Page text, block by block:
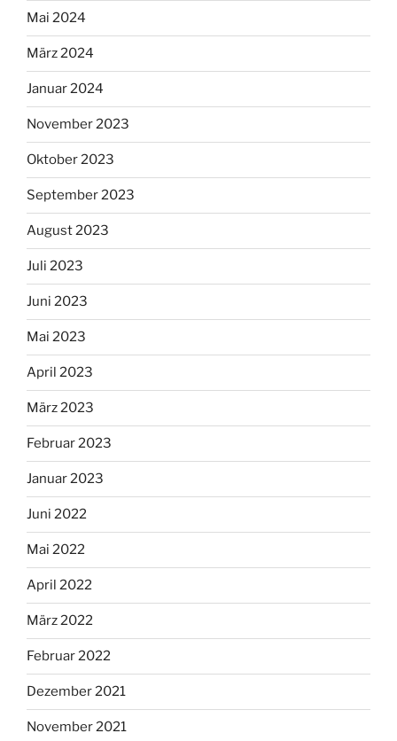
Mai 2024
März 2024
Januar 2024
November 2023
Oktober 2023
September 2023
August 2023
Juli 2023
Juni 2023
Mai 2023
April 2023
März 2023
Februar 2023
Januar 2023
Juni 2022
Mai 2022
April 2022
März 2022
Februar 2022
Dezember 2021
November 2021